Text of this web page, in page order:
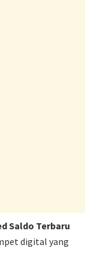
Saldo Terbaru
digital yang